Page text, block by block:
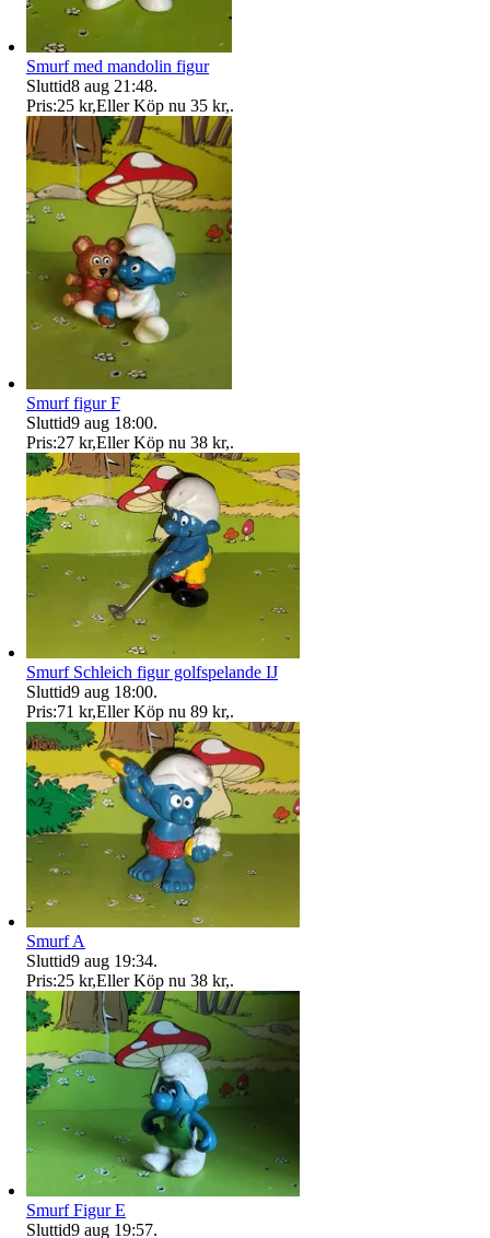
Smurf med mandolin figur
Sluttid8 aug 21:48.
Pris:25 kr,Eller Köp nu 35 kr,.
Smurf figur F
Sluttid9 aug 18:00.
Pris:27 kr,Eller Köp nu 38 kr,.
Smurf Schleich figur golfspelande IJ
Sluttid9 aug 18:00.
Pris:71 kr,Eller Köp nu 89 kr,.
Smurf A
Sluttid9 aug 19:34.
Pris:25 kr,Eller Köp nu 38 kr,.
Smurf Figur E
Sluttid9 aug 19:57.